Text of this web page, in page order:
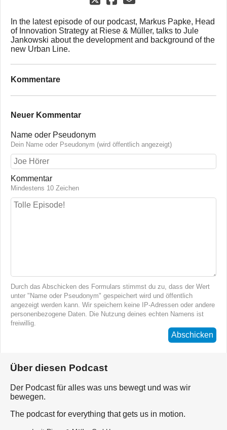
In the latest episode of our podcast, Markus Papke, Head
of Innovation Strategy at Riese & Müller, talks to Jule
Jankowski about the development and background of the
new Urban Line.
Kommentare
Neuer Kommentar
Name oder Pseudonym
Dein Name oder Pseudonym (wird öffentlich angezeigt)
Kommentar
Mindestens 10 Zeichen
Durch das Abschicken des Formulars stimmst du zu, dass der Wert
unter "Name oder Pseudonym" gespeichert wird und öffentlich
angezeigt werden kann. Wir speichern keine IP-Adressen oder andere
personenbezogene Daten. Die Nutzung deines echten Namens ist
freiwillig.
Abschicken
Über diesen Podcast
Der Podcast für alles was uns bewegt und was wir
bewegen.
The podcast for everything that gets us in motion.